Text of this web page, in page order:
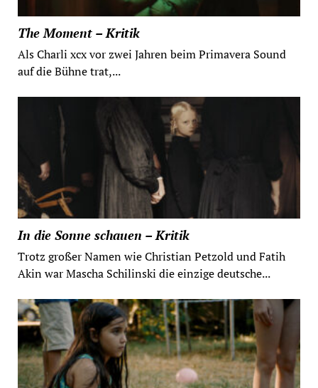
The Moment – Kritik
Als Charli xcx vor zwei Jahren beim Primavera Sound
auf die Bühne trat,...
In die Sonne schauen – Kritik
Trotz großer Namen wie Christian Petzold und Fatih
Akin war Mascha Schilinski die einzige deutsche...